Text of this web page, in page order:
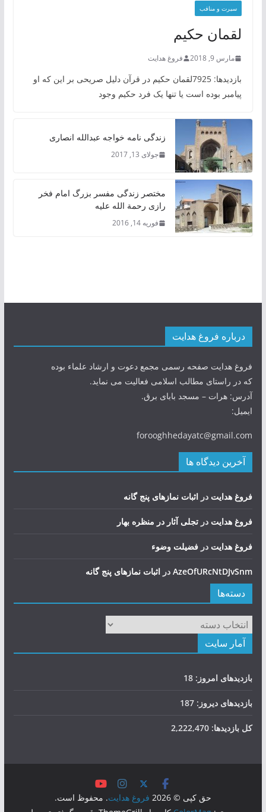
سیرت و منافب
لقمان حکیم
مارس 9, 2018 فروغ هدایت
بازدیدها: 7925لقمان حکیم در قرآن دلیل صریحی بر این که او
پیامبر بوده است یا تنها یک فرد حکیم وجود
زندگی نامه خواجه عبدالله انصاری
جولای 13, 2017
مختصر زندگی مفسر بزرگ امام فخر
رازی رحمة الله علیه
فوریه 14, 2016
درباره فروغ هدایت
فروغ هدایت صفحه رسمی مجمع دعوت و ارشاد علماء بوده
که در راستای مطالب اسلامی فعالیت می نماید.
آدرس: هرات – مسجد بابای برق.
ایمیل:
forooghhedayatc@gmail.com
آخرین دیدگاه ها
فروغ هدایت در اثبات نمازهای پنج گانه
فروغ هدایت در تجلی آثار در منظره بهار
فروغ هدایت در فضيلت وضوء
AzeOfURcNtDJvSnmدر اثبات نمازهای پنج گانه
دسته‌ها
دسته‌ها
آمار سایت
بازدیدهای امروز: 18
بازدیدهای دیروز: 187
کل بازدیدها: 2,222,470
حق کپی © 2026 فروغ هدایت. محفوظ است.